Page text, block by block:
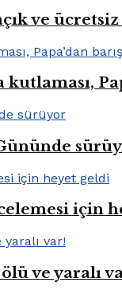
ve ücretsiz
için
ve yaralı